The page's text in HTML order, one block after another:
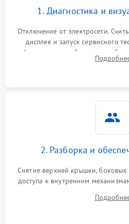
1. Диагностика и
Отключение от электросети.
дисплее и запуск сервисного
фильтра, теплообменника и
неисправностях (не сушит, не
2. Разборка и
Снятие верхней крышки,
доступа к внутренним
Обеспечение свободного